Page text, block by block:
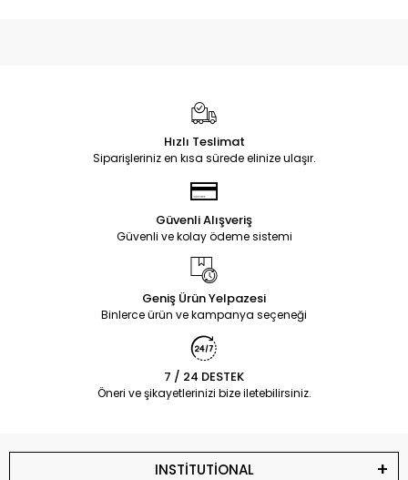
Hızlı Teslimat
Siparişleriniz en kısa sürede elinize ulaşır.
Güvenli Alışveriş
Güvenli ve kolay ödeme sistemi
Geniş Ürün Yelpazesi
Binlerce ürün ve kampanya seçeneği
7 / 24 DESTEK
Öneri ve şikayetlerinizi bize iletebilirsiniz.
INSTİTUTİONAL